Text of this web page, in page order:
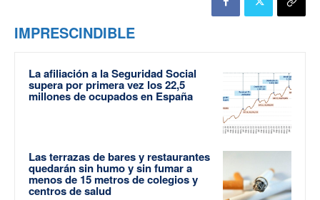
IMPRESCINDIBLE
La afiliación a la Seguridad Social
supera por primera vez los 22,5
millones de ocupados en España
Las terrazas de bares y restaurantes
quedarán sin humo y sin fumar a
menos de 15 metros de colegios y
centros de salud